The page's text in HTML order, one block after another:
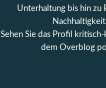
Unterhaltung bis hin zu
Sehen Sie das Profil
dem Overblog